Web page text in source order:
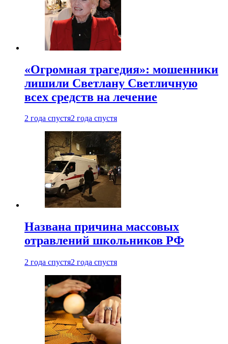
«Огромная трагедия»: мошенники
лишили Светлану Светличную
всех средств на лечение
2 года спустя2 года спустя
Названа причина массовых
отравлений школьников РФ
2 года спустя2 года спустя